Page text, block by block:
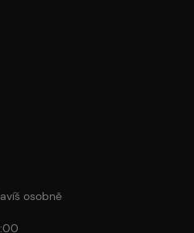
osobně